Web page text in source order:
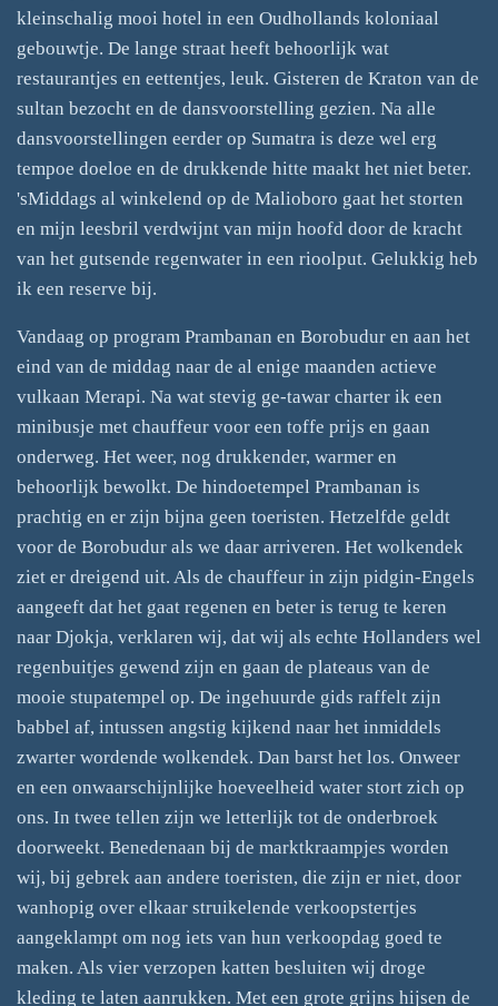
kleinschalig mooi hotel in een Oudhollands koloniaal
gebouwtje. De lange straat heeft behoorlijk wat
restaurantjes en eettentjes, leuk. Gisteren de Kraton van de
sultan bezocht en de dansvoorstelling gezien. Na alle
dansvoorstellingen eerder op Sumatra is deze wel erg
tempoe doeloe en de drukkende hitte maakt het niet beter.
'sMiddags al winkelend op de Malioboro gaat het storten
en mijn leesbril verdwijnt van mijn hoofd door de kracht
van het gutsende regenwater in een rioolput. Gelukkig heb
ik een reserve bij.
Vandaag op program Prambanan en Borobudur en aan het
eind van de middag naar de al enige maanden actieve
vulkaan Merapi. Na wat stevig ge-tawar charter ik een
minibusje met chauffeur voor een toffe prijs en gaan
onderweg. Het weer, nog drukkender, warmer en
behoorlijk bewolkt. De hindoetempel Prambanan is
prachtig en er zijn bijna geen toeristen. Hetzelfde geldt
voor de Borobudur als we daar arriveren. Het wolkendek
ziet er dreigend uit. Als de chauffeur in zijn pidgin-Engels
aangeeft dat het gaat regenen en beter is terug te keren
naar Djokja, verklaren wij, dat wij als echte Hollanders wel
regenbuitjes gewend zijn en gaan de plateaus van de
mooie stupatempel op. De ingehuurde gids raffelt zijn
babbel af, intussen angstig kijkend naar het inmiddels
zwarter wordende wolkendek. Dan barst het los. Onweer
en een onwaarschijnlijke hoeveelheid water stort zich op
ons. In twee tellen zijn we letterlijk tot de onderbroek
doorweekt. Benedenaan bij de marktkraampjes worden
wij, bij gebrek aan andere toeristen, die zijn er niet, door
wanhopig over elkaar struikelende verkoopstertjes
aangeklampt om nog iets van hun verkoopdag goed te
maken. Als vier verzopen katten besluiten wij droge
kleding te laten aanrukken. Met een grote grijns hijsen de